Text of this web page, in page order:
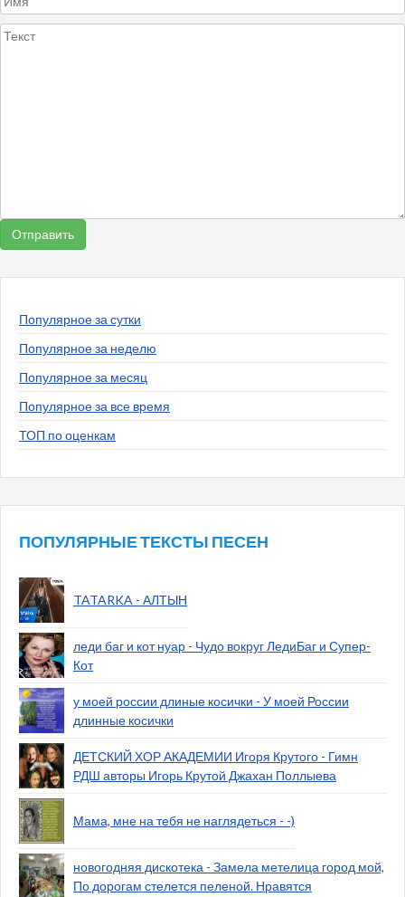
Популярное за сутки
Популярное за неделю
Популярное за месяц
Популярное за все время
ТОП по оценкам
ПОПУЛЯРНЫЕ ТЕКСТЫ ПЕСЕН
TATARKA - АЛТЫН
леди баг и кот нуар - Чудо вокруг ЛедиБаг и Супер-
Кот
у моей россии длиные косички - У моей России
длинные косички
ДЕТСКИЙ ХОР АКАДЕМИИ Игоря Крутого - Гимн
РДШ авторы Игорь Крутой Джахан Поллыева
Мама, мне на тебя не наглядеться - -)
новогодняя дискотека - Замела метелица город мой,
По дорогам стелется пеленой. Нравятся